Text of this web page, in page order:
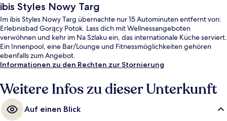
ibis Styles Nowy Targ
Im ibis Styles Nowy Targ übernachte nur 15 Autominuten entfernt von:
Erlebnisbad Gorący Potok. Lass dich mit Wellnessangeboten
verwöhnen und kehr im Na Szlaku ein, das internationale Küche serviert.
Ein Innenpool, eine Bar/Lounge und Fitnessmöglichkeiten gehören
ebenfalls zum Angebot.
Informationen zu den Rechten zur Stornierung
Weitere Infos zu dieser Unterkunft
Auf einen Blick